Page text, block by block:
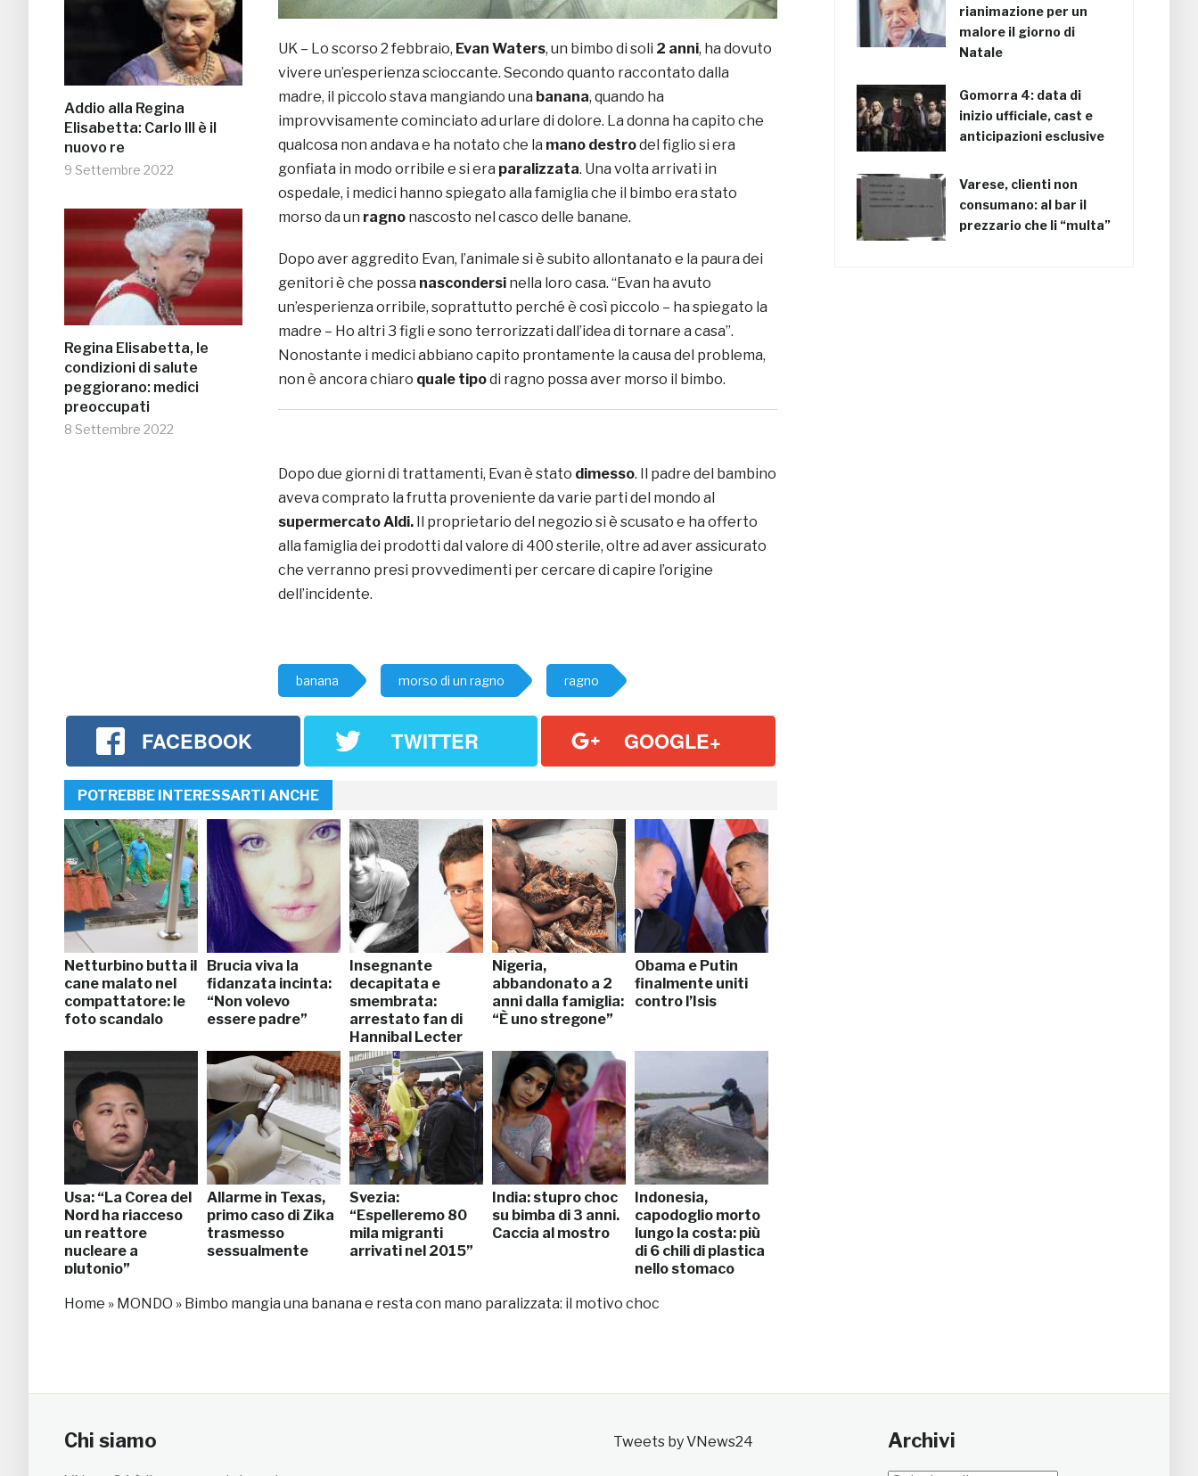
Addio alla Regina
Elisabetta: Carlo III è il
nuovo re
9 Settembre 2022
Regina Elisabetta, le
condizioni di salute
peggiorano: medici
preoccupati
8 Settembre 2022
UK – Lo scorso 2 febbraio, Evan Waters, un bimbo di soli 2 anni, ha dovuto
vivere un’esperienza scioccante. Secondo quanto raccontato dalla
madre, il piccolo stava mangiando una banana, quando ha
improvvisamente cominciato ad urlare di dolore. La donna ha capito che
qualcosa non andava e ha notato che la mano destrodel figlio si era
gonfiata in modo orribile e si era paralizzata. Una volta arrivati in
ospedale, i medici hanno spiegato alla famiglia che il bimbo era stato
morso da un ragno nascosto nel casco delle banane.
Dopo aver aggredito Evan, l’animale si è subito allontanato e la paura dei
genitori è che possa nascondersi nella loro casa. “Evan ha avuto
un’esperienza orribile, soprattutto perché è così piccolo – ha spiegato la
madre – Ho altri 3 figli e sono terrorizzati dall’idea di tornare a casa”.
Nonostante i medici abbiano capito prontamente la causa del problema,
non è ancora chiaro quale tipodi ragno possa aver morso il bimbo.
Dopo due giorni di trattamenti, Evan è stato dimesso. Il padre del bambino
aveva comprato la frutta proveniente da varie parti del mondo al
supermercato Aldi. Il proprietario del negozio si è scusato e ha offerto
alla famiglia dei prodotti dal valore di 400 sterile, oltre ad aver assicurato
che verranno presi provvedimenti per cercare di capire l’origine
dell’incidente.
banana morso di un ragno ragno
FACEBOOK TWITTER GOOGLE+
POTREBBE INTERESSARTI ANCHE
Netturbino butta il
cane malato nel
compattatore: le
foto scandalo
Brucia viva la
fidanzata incinta:
“Non volevo
essere padre”
Insegnante
decapitata e
smembrata:
arrestato fan di
Hannibal Lecter
Nigeria,
abbandonato a 2
anni dalla famiglia:
“È uno stregone”
Obama e Putin
finalmente uniti
contro l’Isis
Usa: “La Corea del
Nord ha riacceso
un reattore
nucleare a
plutonio”
Allarme in Texas,
primo caso di Zika
trasmesso
sessualmente
Svezia:
“Espelleremo 80
mila migranti
arrivati nel 2015”
India: stupro choc
su bimba di 3 anni.
Caccia al mostro
Indonesia,
capodoglio morto
lungo la costa: più
di 6 chili di plastica
nello stomaco
Home » MONDO » Bimbo mangia una banana e resta con mano paralizzata: il motivo choc
rianimazione per un
malore il giorno di
Natale
Gomorra 4: data di
inizio ufficiale, cast e
anticipazioni esclusive
Varese, clienti non
consumano: al bar il
prezzario che li “multa”
Chi siamo Tweets by VNews24 Archivi